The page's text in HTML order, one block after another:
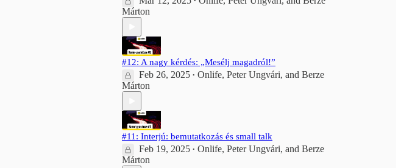
Márton
#12: A nagy kérdés: „Mesélj magadról!”
Feb 26, 2025 • Onlife, Peter Ungvári, and Berze
Márton
#11: Interjú: bemutatkozás és small talk
Feb 19, 2025 • Onlife, Peter Ungvári, and Berze
Márton